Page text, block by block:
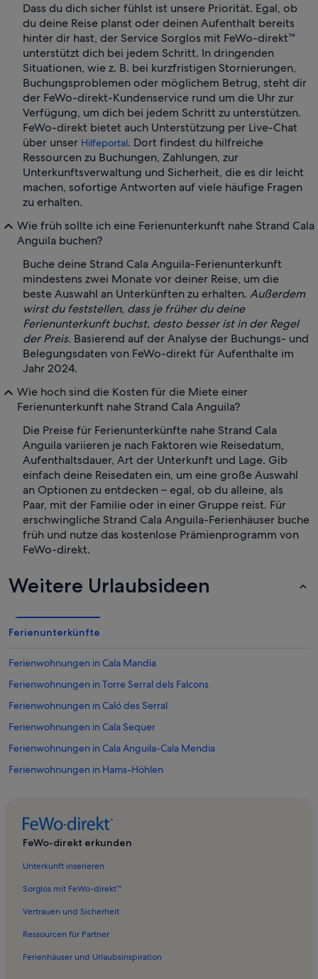
Dass du dich sicher fühlst ist unsere Priorität. Egal, ob
du deine Reise planst oder deinen Aufenthalt bereits
hinter dir hast, der Service Sorglos mit FeWo-direkt™
unterstützt dich bei jedem Schritt. In dringenden
Situationen, wie z. B. bei kurzfristigen Stornierungen,
Buchungsproblemen oder möglichem Betrug, steht dir
der FeWo-direkt-Kundenservice rund um die Uhr zur
Verfügung, um dich bei jedem Schritt zu unterstützen.
FeWo-direkt bietet auch Unterstützung per Live-Chat
über unser Hilfeportal. Dort findest du hilfreiche
Ressourcen zu Buchungen, Zahlungen, zur
Unterkunftsverwaltung und Sicherheit, die es dir leicht
machen, sofortige Antworten auf viele häufige Fragen
zu erhalten.
Wie früh sollte ich eine Ferienunterkunft nahe Strand Cala
Anguila buchen?
Buche deine Strand Cala Anguila-Ferienunterkunft
mindestens zwei Monate vor deiner Reise, um die
beste Auswahl an Unterkünften zu erhalten. Außerdem
wirst du feststellen, dass je früher du deine
Ferienunterkunft buchst, desto besser ist in der Regel
der Preis. Basierend auf der Analyse der Buchungs- und
Belegungsdaten von FeWo-direkt für Aufenthalte im
Jahr 2024.
Wie hoch sind die Kosten für die Miete einer
Ferienunterkunft nahe Strand Cala Anguila?
Die Preise für Ferienunterkünfte nahe Strand Cala
Anguila variieren je nach Faktoren wie Reisedatum,
Aufenthaltsdauer, Art der Unterkunft und Lage. Gib
einfach deine Reisedaten ein, um eine große Auswahl
an Optionen zu entdecken – egal, ob du alleine, als
Paar, mit der Familie oder in einer Gruppe reist. Für
erschwingliche Strand Cala Anguila-Ferienhäuser buche
früh und nutze das kostenlose Prämienprogramm von
FeWo-direkt.
Weitere Urlaubsideen
Ferienunterkünfte
Ferienwohnungen in Cala Mandia
Ferienwohnungen in Torre Serral dels Falcons
Ferienwohnungen in Caló des Serral
Ferienwohnungen in Cala Sequer
Ferienwohnungen in Cala Anguila-Cala Mendia
Ferienwohnungen in Hams-Höhlen
Ferienwohnungen in Cala Magraner
Ferienwohnungen in Cala Pilota
Ferienwohnungen in Cala Mendia
Ferienwohnungen in Cala Enganapastor
FeWo-direkt erkunden
Unterkunft inserieren
Sorglos mit FeWo-direkt™
Vertrauen und Sicherheit
Ressourcen für Partner
Ferienhäuser und Urlaubsinspiration